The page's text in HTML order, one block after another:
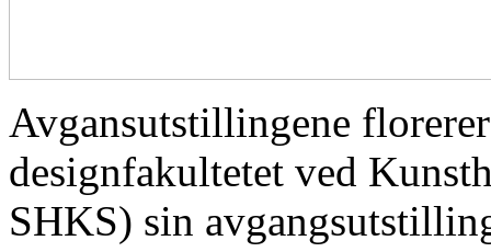
Avgansutstillingene
designfakultetet ved
SHKS) sin